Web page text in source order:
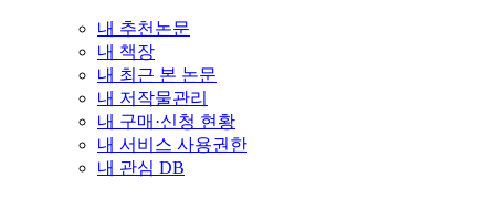
내 추천논문
내 책장
내 최근 본 논문
내 저작물관리
내 구매·신청 현황
내 서비스 사용권한
내 관심 DB